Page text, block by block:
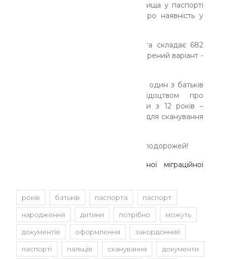
відрізнялася від перекладу прізвища у паспорті
батьків, повідомте працівників про наявність у
На даний час вартість документа складає 682
грн. за 20 робочих днів та прискорений варіант -
Забрати готовий документ може один з батьків
(зі своїм паспортом та свідоцтвом про
народження дитини). Починаючи з 12 років –
присутність дитини обов`язкова для сканування
Бажаємо вам яскравих та вдалих подорожей!
За матеріалами сайту Державної міграційної
років батьків паспорта паспорт
народження дитини потрібно можуть
документів оформлення закордонний
паспорті пальців сканування документи